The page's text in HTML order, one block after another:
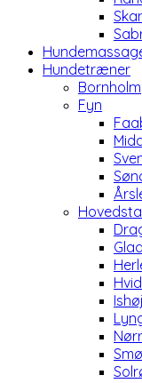
Hundetræner
Bornholm
Fyn
Ishøj